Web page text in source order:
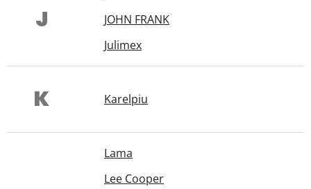
J
JOHN FRANK
Julimex
K Karelpiu
Lama
Lee Cooper